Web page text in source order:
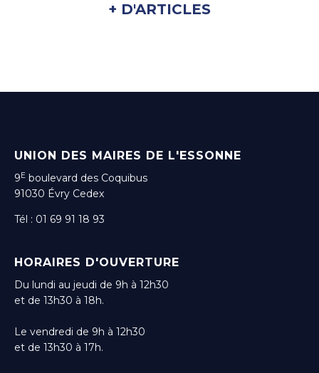
+ D'ARTICLES
UNION DES MAIRES DE L'ESSONNE
9E boulevard des Coquibus
91030 Évry Cedex
Tél : 01 69 91 18 93
HORAIRES D'OUVERTURE
Du lundi au jeudi de 9h à 12h30
et de 13h30 à 18h.
Le vendredi de 9h à 12h30
et de 13h30 à 17h.